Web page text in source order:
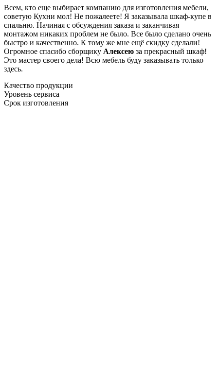
Всем, кто еще выбирает компанию для изготовления мебели,
советую Кухни мол! Не пожалеете! Я заказывала шкаф-купе в
спальню. Начиная с обсуждения заказа и заканчивая
монтажом никаких проблем не было. Все было сделано очень
быстро и качественно. К тому же мне ещё скидку сделали!
Огромное спасибо сборщику Алексею за прекрасный шкаф!
Это мастер своего дела! Всю мебель буду заказывать только
здесь.
Качество продукции
Уровень сервиса
Срок изготовления